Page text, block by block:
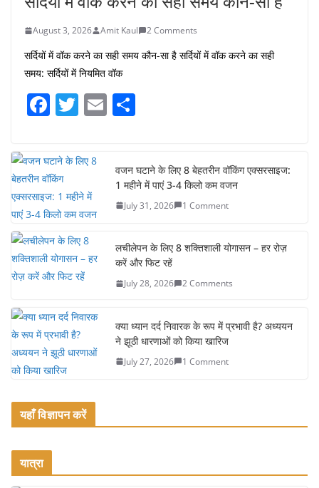
August 3, 2026 Amit Kaul 2 Comments
सर्दियों में वॉक करने का सही समय कौन-सा है सर्दियों में वॉक करने का सही
समय: सर्दियों में नियमित वॉक
F
c
e
b
o
o
k
T
itt
er
E
e
वजन घटाने के लिए 8 बेहतरीन वॉकिंग एक्सरसाइज:
1 महीने में पाएं 3-4 किलो कम वजन
July 31, 2026 1 Comment
लचीलेपन के लिए 8 शक्तिशाली योगासन – हर रोज़
करें और फिट रहें
July 28, 2026 2 Comments
क्या ध्यान दर्द निवारक के रूप में प्रभावी है? अध्ययन
ने झूठी धारणाओं को किया खारिज
July 27, 2026 1 Comment
यहाँ विज्ञापन करें
यात्रा